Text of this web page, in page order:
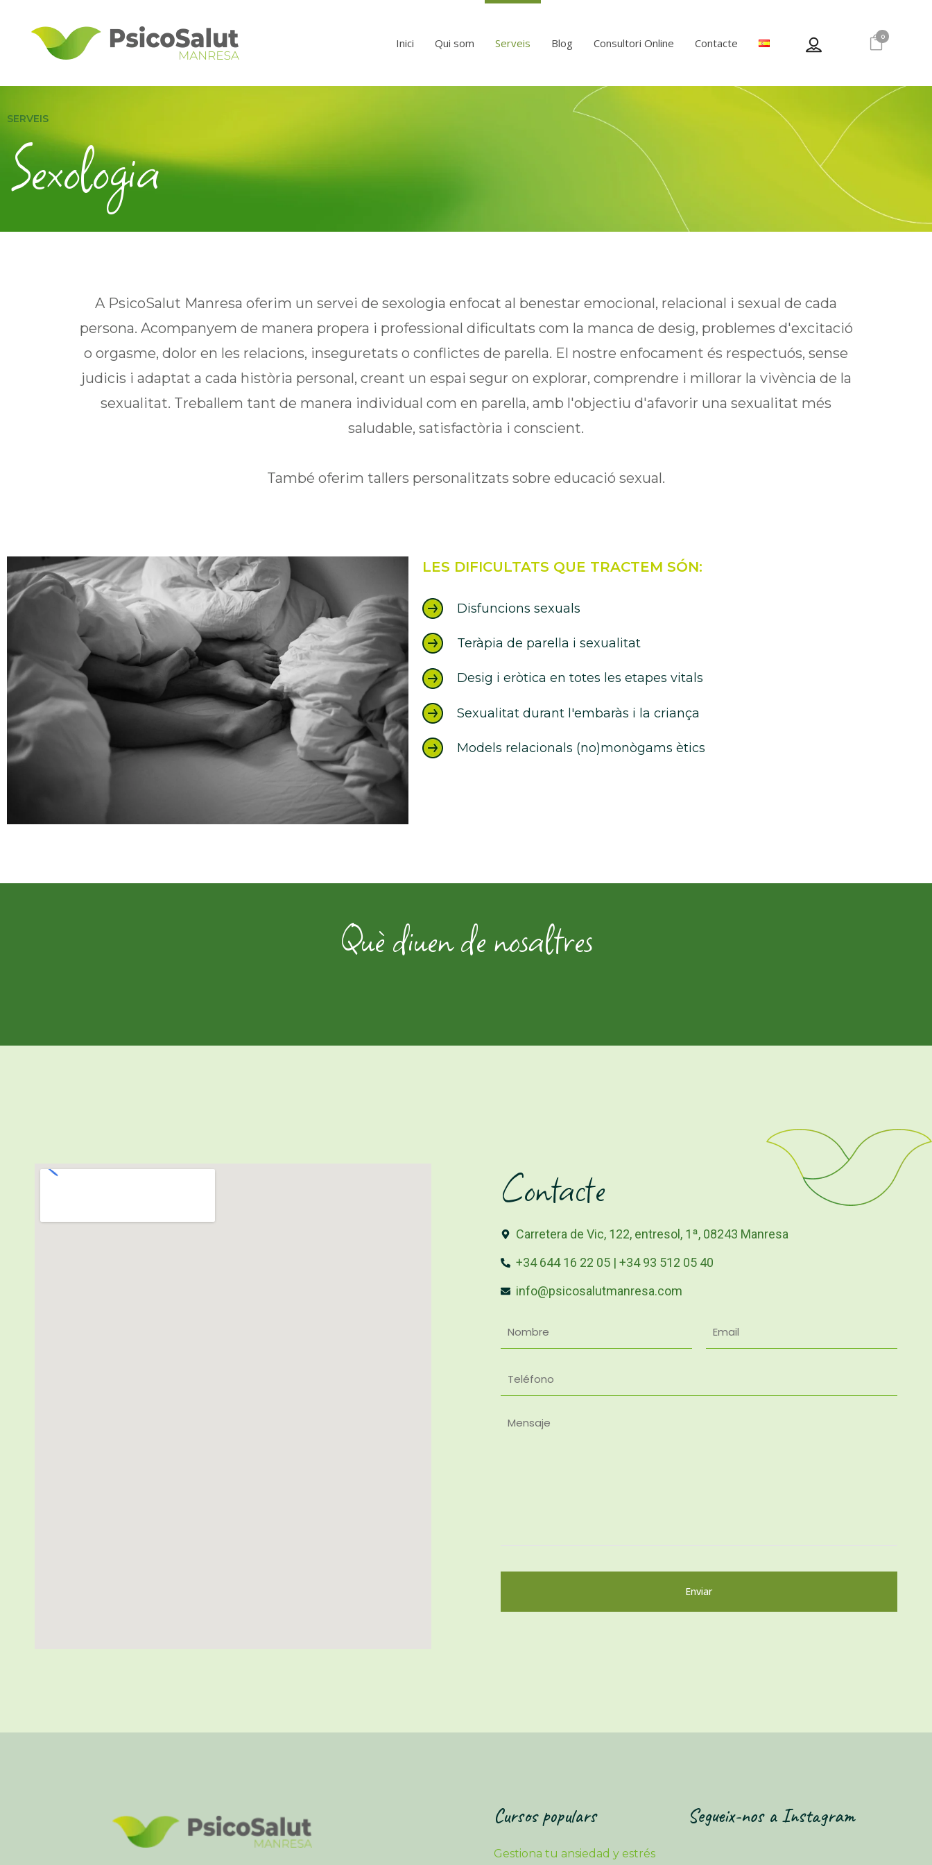
0
Inici Qui som Serveis Blog Consultori Online Contacte
SERVEIS
Sexologia
A PsicoSalut Manresa oferim un servei de sexologia enfocat al benestar emocional, relacional i sexual de cada
persona. Acompanyem de manera propera i professional dificultats com la manca de desig, problemes d'excitació
o orgasme, dolor en les relacions, inseguretats o conflictes de parella. El nostre enfocament és respectuós, sense
judicis i adaptat a cada història personal, creant un espai segur on explorar, comprendre i millorar la vivència de la
sexualitat. Treballem tant de manera individual com en parella, amb l'objectiu d'afavorir una sexualitat més
saludable, satisfactòria i conscient.
També oferim tallers personalitzats sobre educació sexual.
LES DIFICULTATS QUE TRACTEM SÓN:
Disfuncions sexuals
Teràpia de parella i sexualitat
Desig i eròtica en totes les etapes vitals
Sexualitat durant l'embaràs i la criança
Models relacionals (no)monògams ètics
Què diuen de nosaltres
Contacte
Carretera de Vic, 122, entresol, 1ª, 08243 Manresa
+34 644 16 22 05 | +34 93 512 05 40
info@psicosalutmanresa.com
Cursos populars
Gestiona tu ansiedad y estrés
Segueix-nos a Instagram